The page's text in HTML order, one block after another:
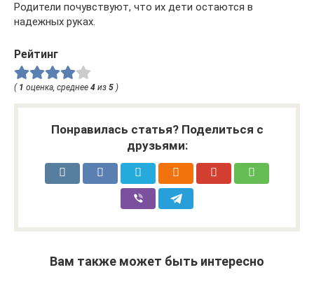
Родители почувствуют, что их дети остаются в
надежных руках.
Рейтинг
( 1 оценка, среднее 4 из 5 )
Понравилась статья? Поделиться с
друзьями:
Вам также может быть интересно